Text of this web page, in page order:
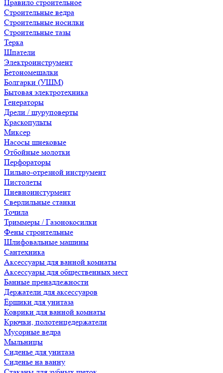
Правило строительное
Строительные ведра
Строительные носилки
Строительные тазы
Терка
Шпатели
Электроинструмент
Бетономешалки
Болгарки (УШМ)
Бытовая электротехника
Генераторы
Дрели / шуруповерты
Краскопульты
Миксер
Насосы шнековые
Отбойные молотки
Перфораторы
Пильно-отрезной инструмент
Пистолеты
Пневноинстурмент
Сверлильные станки
Точила
Триммеры / Газонокосилки
Фены строительные
Шлифовальные машины
Сантехника
Аксессуары для ванной комнаты
Аксессуары для общественных мест
Банные пренадлежности
Держатели для аксессуаров
Ёршики для унитаза
Коврики для ванной комнаты
Крючки, полотенцедержатели
Мусорные ведра
Мыльницы
Сиденье для унитаза
Сиденье на ванну